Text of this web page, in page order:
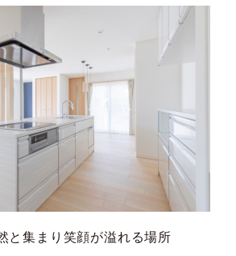
と集まり笑顔が溢れる場所